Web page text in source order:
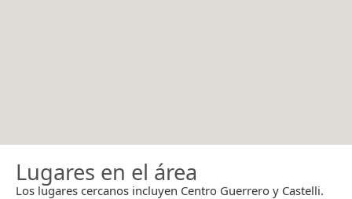
Lugares en el área
Los lugares cercanos incluyen Centro Guerrero y Castelli.